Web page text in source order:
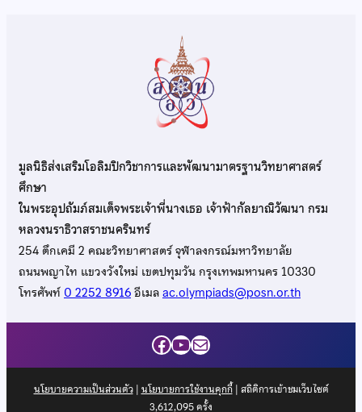
มูลนิธิส่งเสริมโอลิมปิกวิชาการและพัฒนามาตรฐานวิทยาศาสตร์
ศึกษา
ในพระอุปถัมภ์สมเด็จพระเจ้าพี่นางเธอ เจ้าฟ้ากัลยาณิวัฒนา กรม
หลวงนราธิวาสราชนครินทร์
254 ตึกเคมี 2 คณะวิทยาศาสตร์ จุฬาลงกรณ์มหาวิทยาลัย
ถนนพญาไท แขวงวังใหม่ เขตปทุมวัน กรุงเทพมหานคร 10330
โทรศัพท์0 2252 8916อีเมลac.olympiads@posn.or.th
Facebook
YouTube
Mail
นโยบายความเป็นส่วนตัว| นโยบายการใช้งานคุกกี้| สถิติการเข้าชมเว็บไซต์
3,612,095ครั้ง